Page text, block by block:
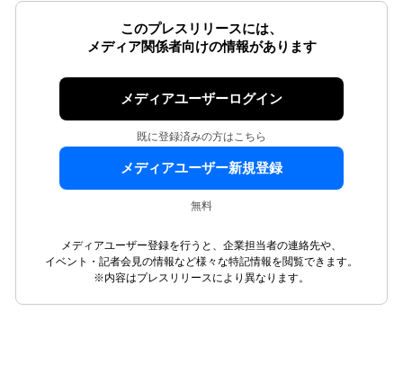
このプレスリリースには、
メディア関係者向けの情報があります
メディアユーザーログイン
既に登録済みの方はこちら
メディアユーザー新規登録
無料
メディアユーザー登録を行うと、企業担当者の連絡先や、
イベント・記者会見の情報など様々な特記情報を閲覧できます。
※内容はプレスリリースにより異なります。